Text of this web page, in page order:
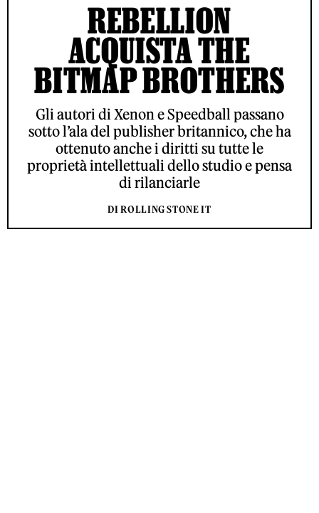
REBELLION
ACQUISTA THE
BITMAP BROTHERS
Gli autori di Xenon e Speedball passano
sotto l’ala del publisher britannico, che ha
ottenuto anche i diritti su tutte le
proprietà intellettuali dello studio e pensa
di rilanciarle
DI ROLLING STONE IT